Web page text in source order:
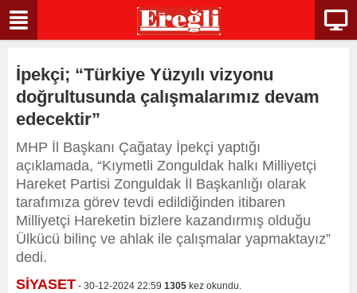
İpekçi; “Türkiye Yüzyılı vizyonu
doğrultusunda çalışmalarımız devam
edecektir”
MHP İl Başkanı Çağatay İpekçi yaptığı
açıklamada, “Kıymetli Zonguldak halkı Milliyetçi
Hareket Partisi Zonguldak İl Başkanlığı olarak
tarafımıza görev tevdi edildiğinden itibaren
Milliyetçi Hareketin bizlere kazandırmış olduğu
Ülkücü bilinç ve ahlak ile çalışmalar yapmaktayız”
dedi.
SİYASET - 30-12-2024 22:59 1305 kez okundu.